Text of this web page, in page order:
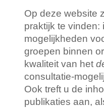
Op deze website
praktijk te vinden:
mogelijkheden
groepen binnen
kwaliteit van het
consultatie-
Ook treft u de
publikaties aan,